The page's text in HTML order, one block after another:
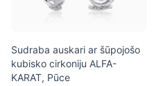
Sudraba auskari ar šūpojošo
kubisko cirkoniju ALFA-
KARAT, Pūce